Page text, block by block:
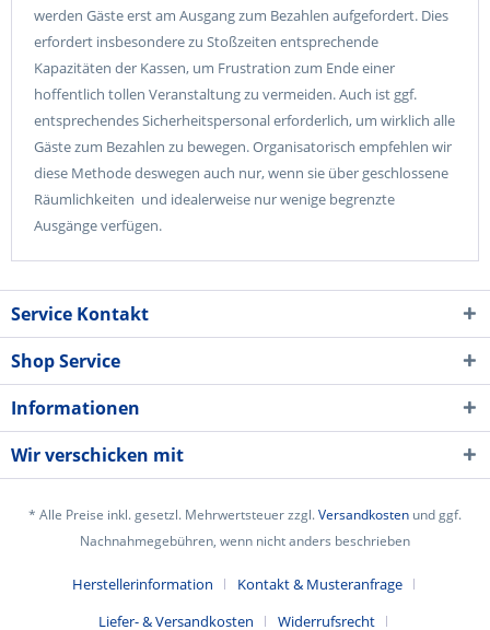
werden Gäste erst am Ausgang zum Bezahlen aufgefordert. Dies
erfordert insbesondere zu Stoßzeiten entsprechende
Kapazitäten der Kassen, um Frustration zum Ende einer
hoffentlich tollen Veranstaltung zu vermeiden. Auch ist ggf.
entsprechendes Sicherheitspersonal erforderlich, um wirklich alle
Gäste zum Bezahlen zu bewegen. Organisatorisch empfehlen wir
diese Methode deswegen auch nur, wenn sie über geschlossene
Räumlichkeiten und idealerweise nur wenige begrenzte
Ausgänge verfügen.
Service Kontakt
Shop Service
Informationen
Wir verschicken mit
* Alle Preise inkl. gesetzl. Mehrwertsteuer zzgl.Versandkosten und ggf.
Nachnahmegebühren, wenn nicht anders beschrieben
Herstellerinformation
Kontakt & Musteranfrage
Liefer- & Versandkosten
Widerrufsrecht